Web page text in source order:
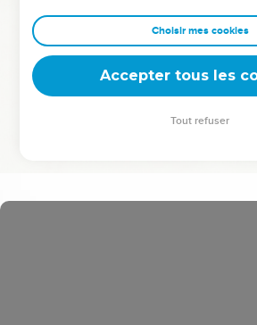
clés pour avancer avec plus de sagesse
deviennent vos tremplins. Que vous
équipe, un groupe ou une famille, leur
Choisir mes cookies
Accepter tous les
Tout refuser